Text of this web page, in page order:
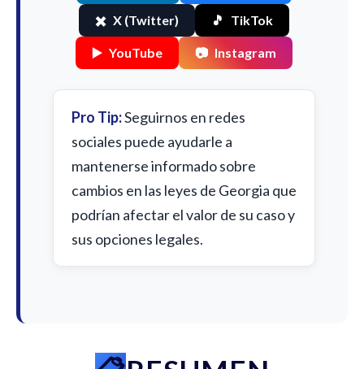
✖️ X (Twitter) 🎵 TikTok
▶️ YouTube 📷 Instagram
Pro Tip:Seguirnos en redes
sociales puede ayudarle a
mantenerse informado sobre
cambios en las leyes de Georgia que
podrían afectar el valor de su caso y
sus opciones legales.